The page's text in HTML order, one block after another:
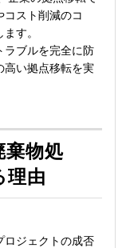
コスト削減のコ
す。
ラブルを完全に防
高い拠点移転を実
棄物処
理由
ロジェクトの成否